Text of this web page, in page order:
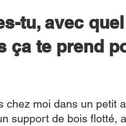
tu, avec
ça te prend
chez moi dans un petit
support de bois flotté,